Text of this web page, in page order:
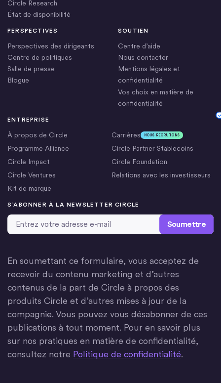
Circle Research
État de disponibilité
ENTREPRISE
À propos de Circle Carrières NOUS RECRUTONS
Programme Alliance
Circle Partner Stablecoins
Circle Impact
Circle Foundation
Circle Ventures
Relations avec les investisseurs
Kit de marque
PERSPECTIVES
Perspectives des dirigeants
Centre de politiques
Salle de presse
Blogue
SOUTIEN
Centre d’aide
Nous contacter
Mentions légales et
confidentialité
Vos choix en matière de
confidentialité
S’ABONNER À LA NEWSLETTER CIRCLE
Adresse email *
En soumettant ce formulaire, vous acceptez de
recevoir du contenu marketing et d’autres
contenus de la part de Circle à propos des
produits Circle et d’autres mises à jour de la
compagnie. Vous pouvez vous désabonner de ces
publications à tout moment. Pour en savoir plus
sur nos pratiques en matière de confidentialité,
consultez notre Politique de confidentialité.